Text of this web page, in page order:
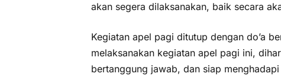
akan segera dilaksanakan, baik secara
Kegiatan apel pagi ditutup dengan do’a
melaksanakan kegiatan apel pagi ini,
bertanggung jawab, dan siap